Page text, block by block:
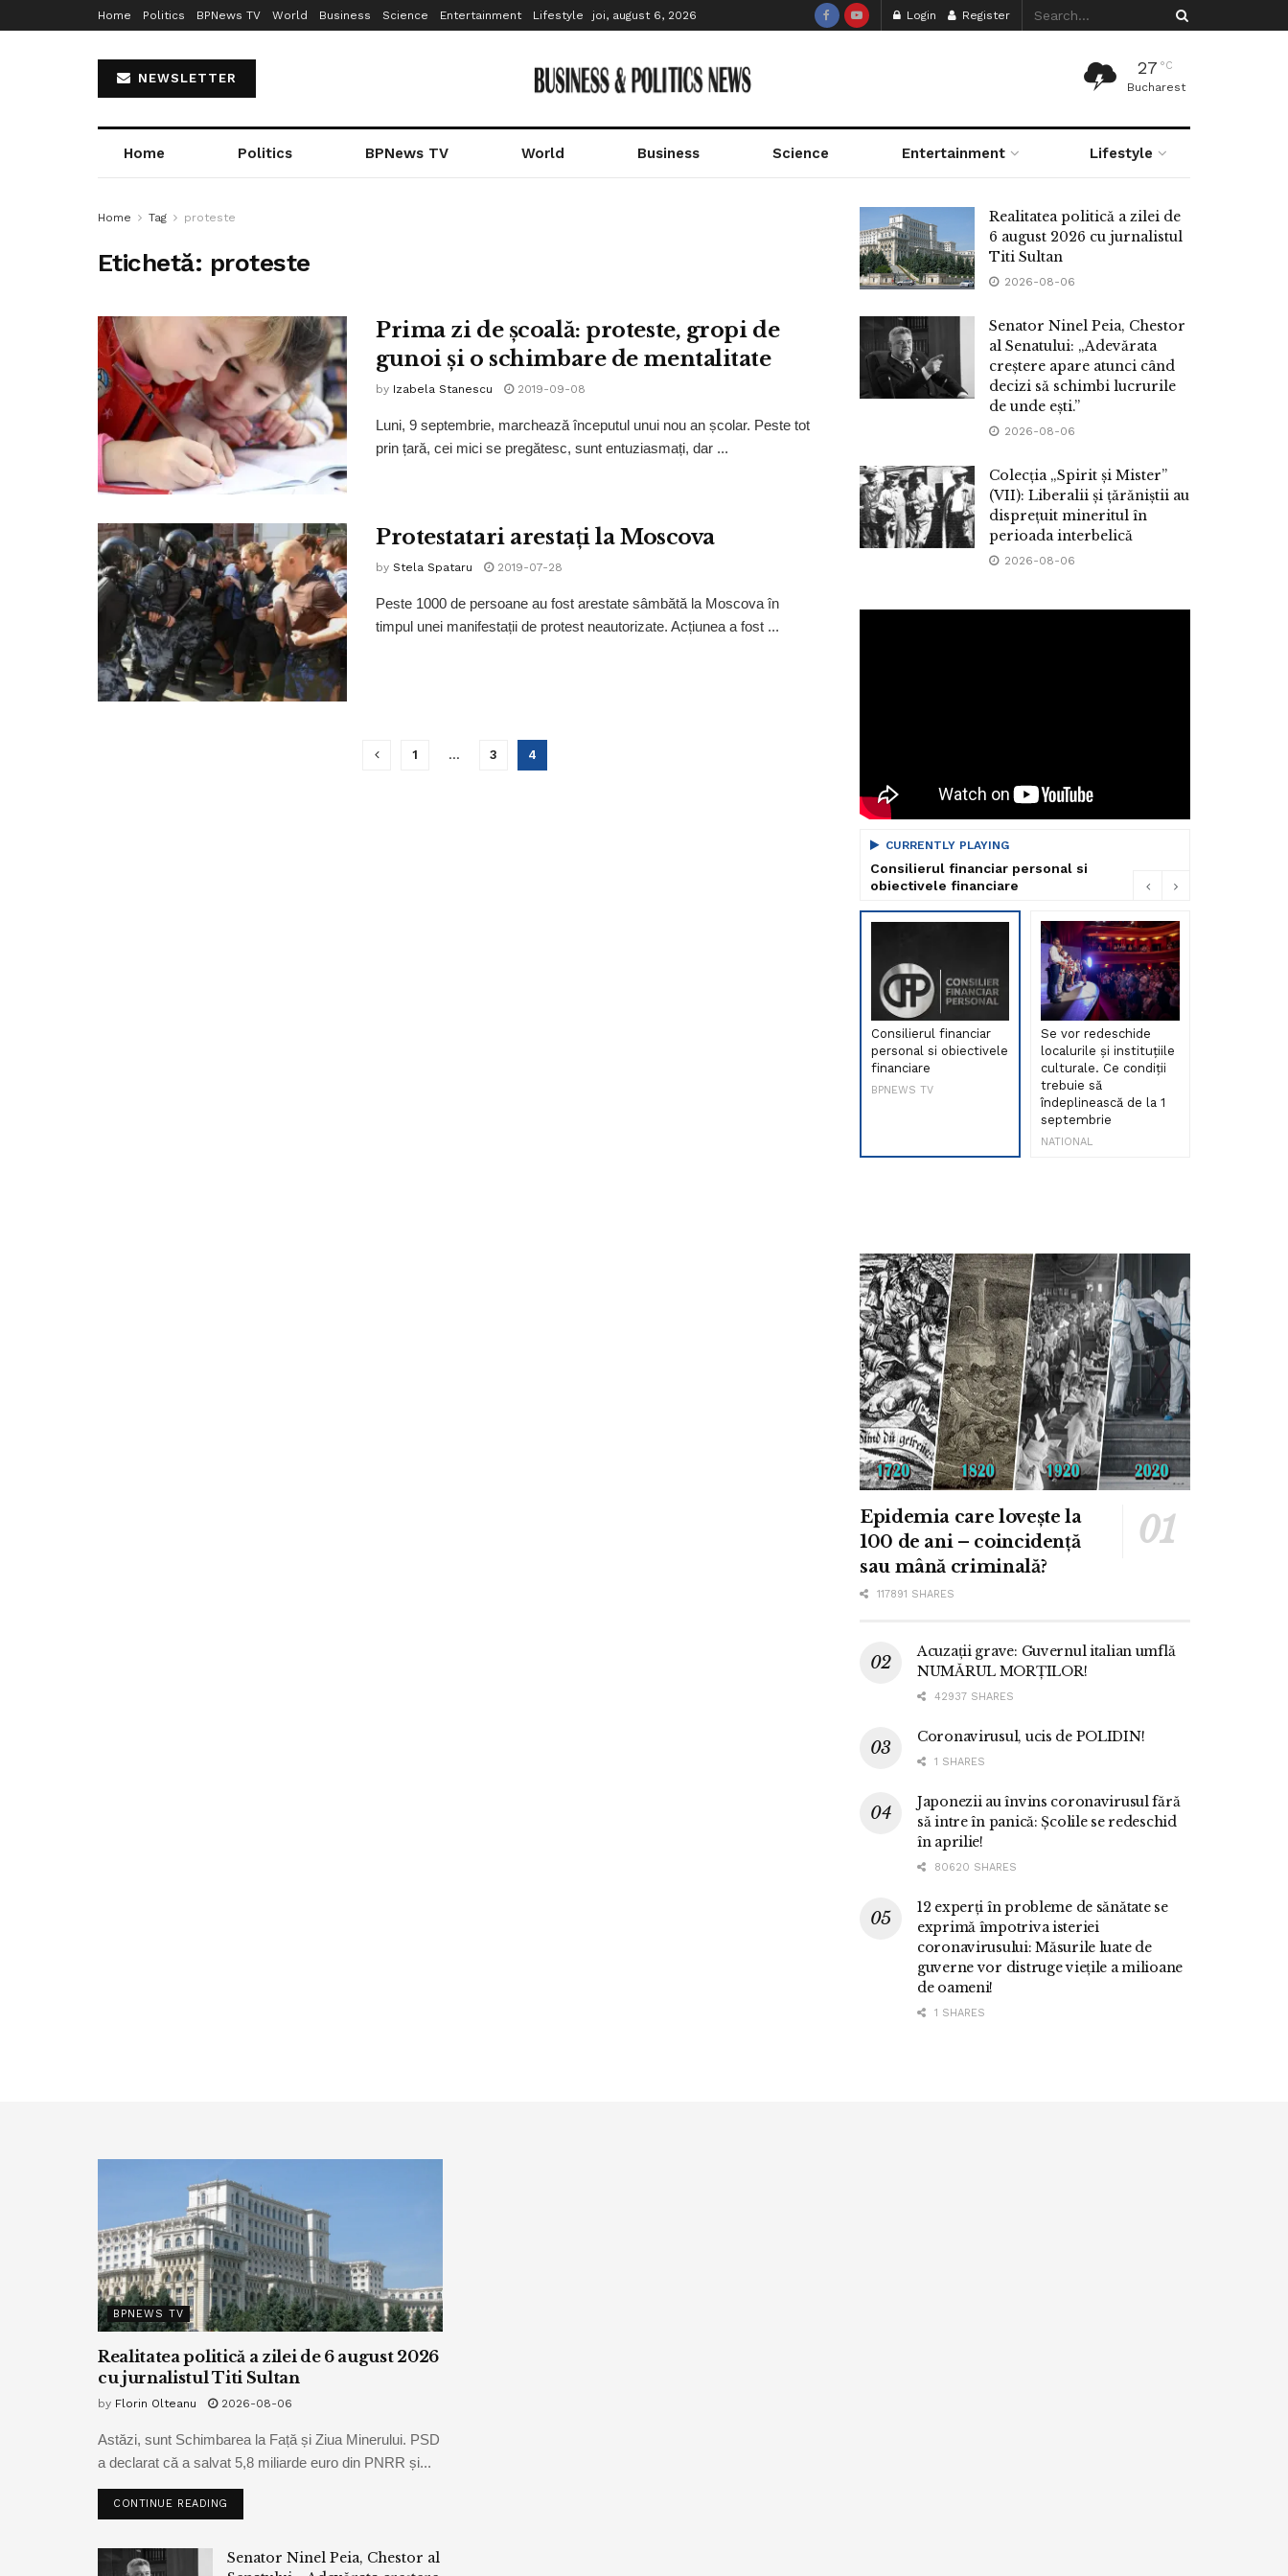
Home Politics BPNews TV World Business Science Entertainment Lifestyle joi, august 6, 2026 Login Register
NEWSLETTER
27 °C
Bucharest
Home Politics BPNews TV World Business Science Entertainment Lifestyle
Home Tag proteste
Etichetă: proteste
Prima zi de școală: proteste, gropi de
gunoi și o schimbare de mentalitate
by Izabela Stanescu 2019-09-08
Luni, 9 septembrie, marchează începutul unui nou an școlar. Peste tot
prin țară, cei mici se pregătesc, sunt entuziasmați, dar ...
Protestatari arestați la Moscova
by Stela Spataru 2019-07-28
Peste 1000 de persoane au fost arestate sâmbătă la Moscova în
timpul unei manifestații de protest neautorizate. Acțiunea a fost ...
1 … 3 4
Realitatea politică a zilei de
6 august 2026 cu jurnalistul
Titi Sultan
2026-08-06
Senator Ninel Peia, Chestor
al Senatului: „Adevărata
creștere apare atunci când
decizi să schimbi lucrurile
de unde ești.”
2026-08-06
Colecția „Spirit și Mister”
(VII): Liberalii și țărăniștii au
disprețuit mineritul în
perioada interbelică
2026-08-06
CURRENTLY PLAYING
Consilierul financiar personal si
obiectivele financiare
Consilierul financiar
personal si obiectivele
financiare
BPNEWS TV
Se vor redeschide
localurile și instituțiile
culturale. Ce condiții
trebuie să
îndeplinească de la 1
septembrie
NATIONAL
Epidemia care lovește la
100 de ani – coincidență
sau mână criminală?
117891 SHARES
Acuzații grave: Guvernul italian umflă
NUMĂRUL MORȚILOR!
42937 SHARES
Coronavirusul, ucis de POLIDIN!
1 SHARES
Japonezii au învins coronavirusul fără
să intre în panică: Școlile se redeschid
în aprilie!
80620 SHARES
12 experți în probleme de sănătate se
exprimă împotriva isteriei
coronavirusului: Măsurile luate de
guverne vor distruge viețile a milioane
de oameni!
1 SHARES
BPNEWS TV
Realitatea politică a zilei de 6 august 2026
cu jurnalistul Titi Sultan
by Florin Olteanu 2026-08-06
Astăzi, sunt Schimbarea la Față și Ziua Minerului. PSD
a declarat că a salvat 5,8 miliarde euro din PNRR și...
CONTINUE READING
Senator Ninel Peia, Chestor al